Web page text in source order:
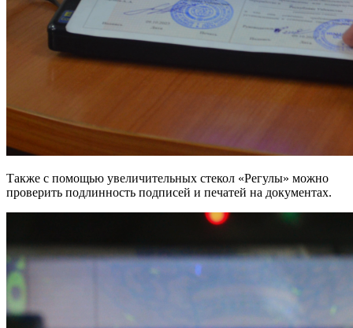
Также с помощью увеличительных стекол «Регулы» можно
проверить подлинность подписей и печатей на документах.